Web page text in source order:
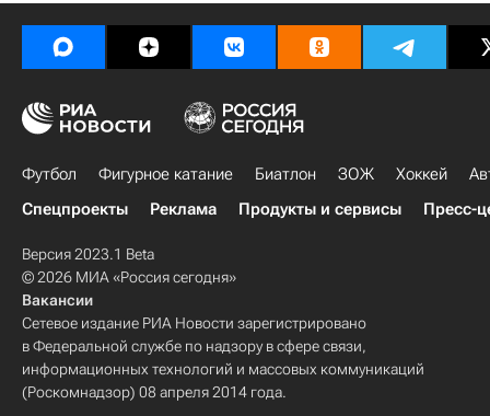
Футбол Фигурное катание Биатлон ЗОЖ Хоккей
Спецпроекты
Реклама Продукты и сервисы Пресс-
Версия 2023.1 Beta
© 2026 МИА «Россия сегодня»
Вакансии
Сетевое издание РИА Новости зарегистрировано
в Федеральной службе по надзору в сфере связи,
информационных технологий и массовых коммуникаций
(Роскомнадзор) 08 апреля 2014 года.